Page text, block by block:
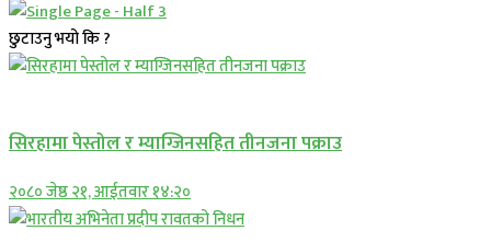
छुटाउनु भयो कि ?
सिरहामा पेस्तोल र म्याग्जिनसहित तीनजना पक्राउ
२०८० जेष्ठ २१, आईतवार १४:२०